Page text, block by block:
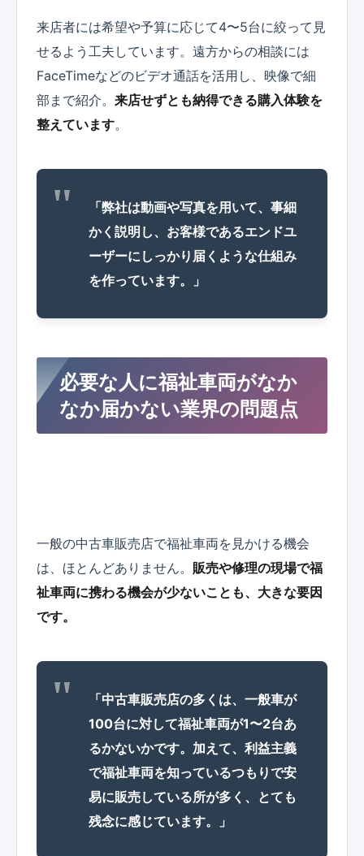
来店者には希望や予算に応じて4〜5台に絞って見
せるよう工夫しています。遠方からの相談には
FaceTimeなどのビデオ通話を活用し、映像で細
部まで紹介。 来店せずとも納得できる購入体験を
整えています。
「弊社は動画や写真を用いて、事細
かく説明し、お客様であるエンドユ
ーザーにしっかり届くような仕組み
を作っています。」
必要な人に福祉車両がなか
なか届かない業界の問題点
一般の中古車販売店で福祉車両を見かける機会
は、ほとんどありません。 販売や修理の現場で福
祉車両に携わる機会が少ないことも、大きな要因
です。
「中古車販売店の多くは、一般車が
100台に対して福祉車両が1〜2台あ
るかないかです。加えて、利益主義
で福祉車両を知っているつもりで安
易に販売している所が多く、とても
残念に感じています。」